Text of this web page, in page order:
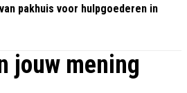
pakhuis voor hulpgoederen in
jouw mening